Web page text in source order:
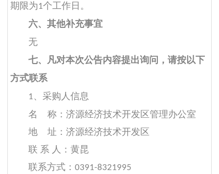
期限为1个工作日。
六、其他补充事宜
无
七、凡对本次公告内容提出询问，请按以下
方式联系
1、采购人信息
名
称：济源经济技术开发区管理办公室
地
址：济源经济技术开发区
联 系 人：黄昆
联系方式： 0391-8321995